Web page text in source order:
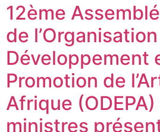
12ème
de
Développement
Promotion de
Afrique (ODEPA)
ministres